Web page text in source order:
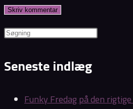
username
to
comment
address
to
comment
website
URL
(optional)
Seneste indlæg
Funky Fredag på den